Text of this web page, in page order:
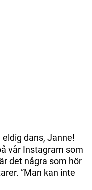
dans, Janne!
vår Instagram som
det några som hör
”Man kan inte